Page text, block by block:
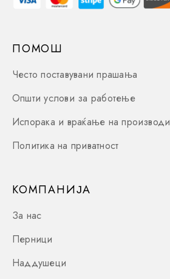
ПОМОШ
Често поставувани прашања
Општи услови за работење
Испорака и враќање на производи
Политика на приватност
КОМПАНИЈА
За нас
Перници
Наддушеци